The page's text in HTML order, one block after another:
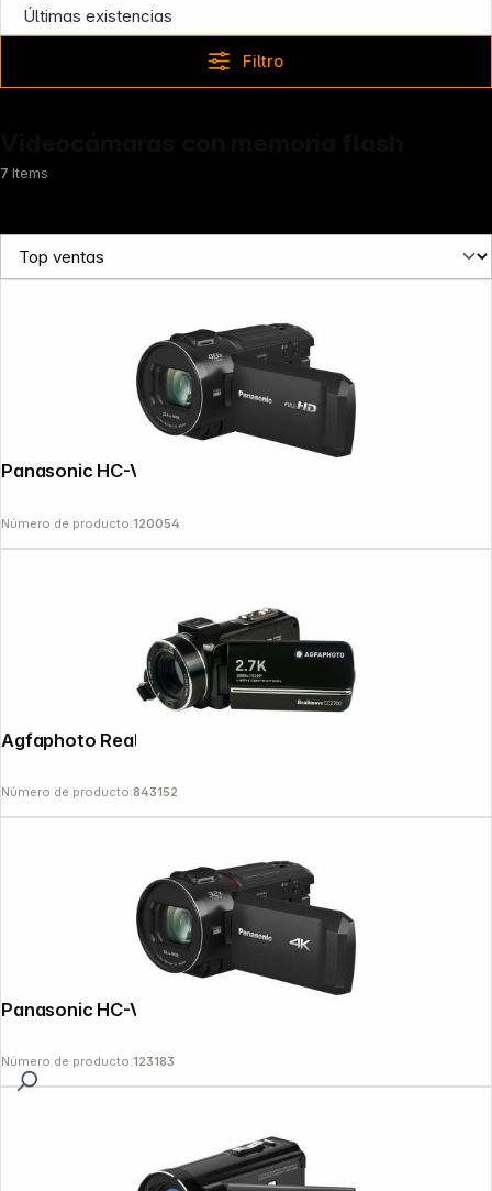
Últimas existencias
Filtro
7 Items
Número de producto:120054
Agfaphoto Realimove CC2700
Número de producto:843152
Panasonic HC-VX3E-K
Número de producto:123183